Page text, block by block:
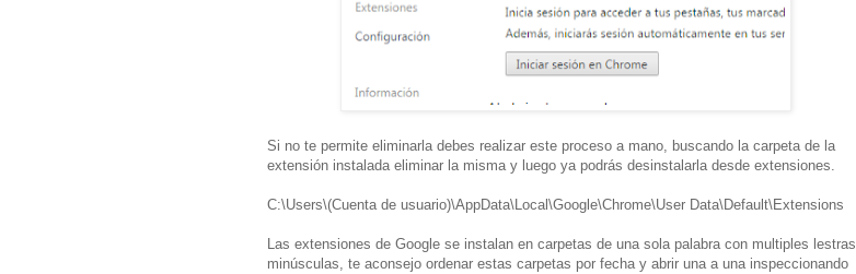
Si no te permite eliminarla debes realizar este proceso a mano, buscando la carpeta de la
extensión instalada eliminar la misma y luego ya podrás desinstalarla desde extensiones.
C:\Users\(Cuenta de usuario)\AppData\Local\Google\Chrome\User Data\Default\Extensions
Las extensiones de Google se instalan en carpetas de una sola palabra con multiples lestras
minúsculas, te aconsejo ordenar estas carpetas por fecha y abrir una a una inspeccionando